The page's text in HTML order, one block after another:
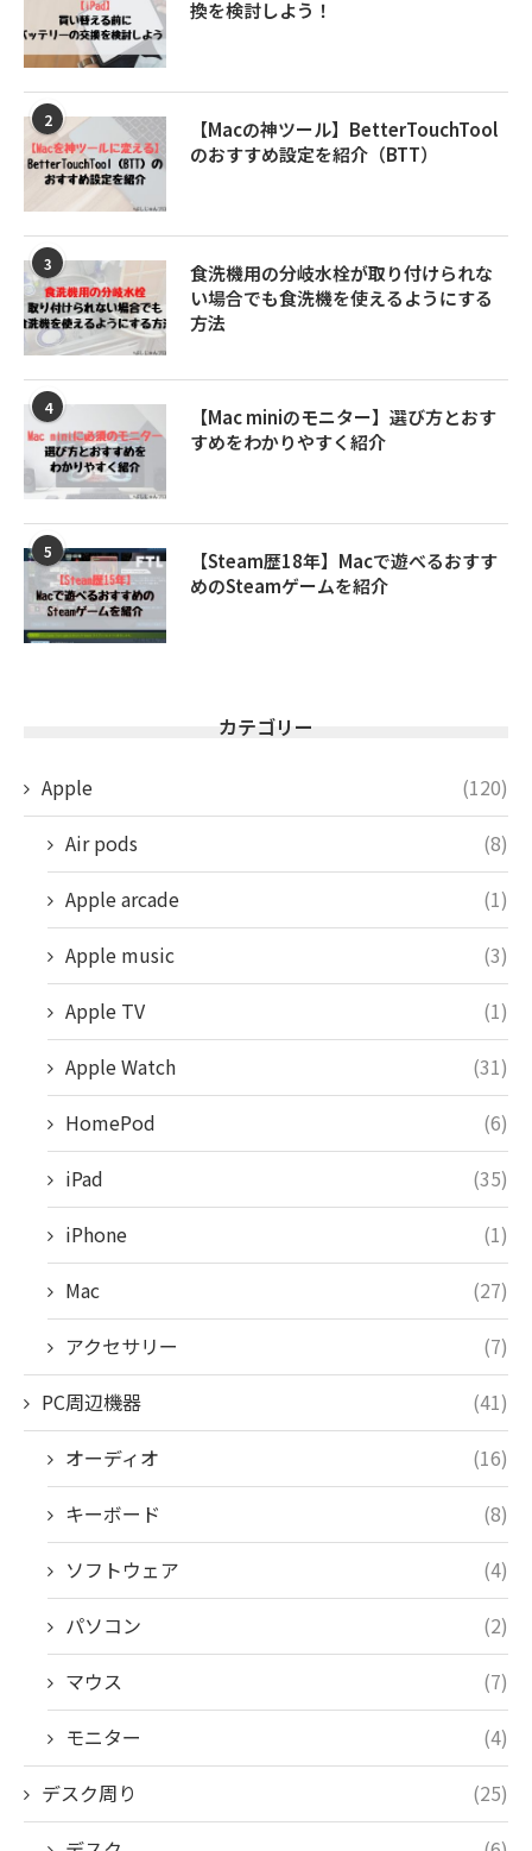
換を検討しよう！
2
【Macの神ツール】BetterTouchTool
のおすすめ設定を紹介（BTT）
3
食洗機用の分岐水栓が取り付けられな
い場合でも食洗機を使えるようにする
方法
4
【Mac miniのモニター】選び方とおす
すめをわかりやすく紹介
5
【Steam歴18年】Macで遊べるおすす
めのSteamゲームを紹介
カテゴリー
Apple
(120)
Air pods
(8)
Apple arcade
(1)
Apple music
(3)
Apple TV
(1)
Apple Watch
(31)
HomePod
(6)
iPad
(35)
iPhone
(1)
Mac
(27)
アクセサリー
(7)
PC周辺機器
(41)
オーディオ
(16)
キーボード
(8)
ソフトウェア
(4)
パソコン
(2)
マウス
(7)
モニター
(4)
デスク周り
(25)